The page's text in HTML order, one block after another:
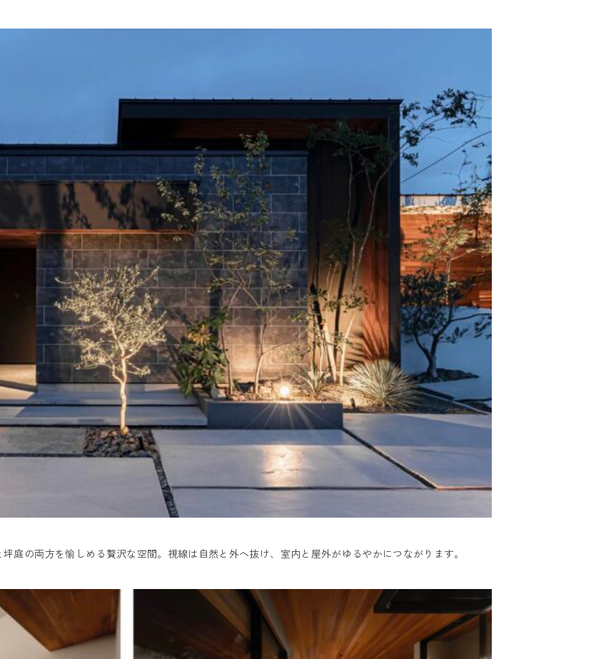
庭の両方を愉しめる贅沢な空間。視線は自然と外へ抜け、室内と屋外がゆるやかにつながります。